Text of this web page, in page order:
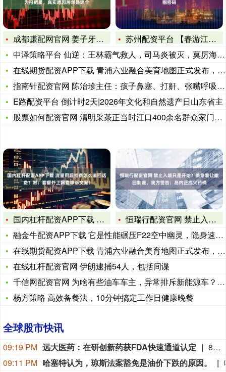
成都赚配网官网 姜子牙掌管封神榜，为何封老婆为扫把星，真实原
苏州配资平台 【春游江淮请您来】唐模景区的出圈密码
中泽策略平台 仙逆：王林霸气救人，司马炎被灭，莫厉海被迫退让
在线期货配资APP下载 青浦六业融合美育地图正式发布，绘就全
指南针配资官网 陈治珍主任：孩子鼻塞、打鼾、张嘴呼吸，到底是
E路配资平台 倒计时2天|2026年文化和自然遗产日山东省主
股票如何配资官网 清明采茶正当时江口400余名群众家门口增收
国内杠杆配资APP下载 流量用超扣费怎么追回话费？附：套餐外
恒瑞行配资官网 禁止入境只是开始？美急着让撤回制裁，我方警告
融金牛配资APP下载 它是性能碾压F22空中幽灵，隐身速度堪
在线期货配资APP下载 青浦六业融合美育地图正式发布，绘就全
在线杠杆配资官网 伊朗逮捕54人，包括间谍
千信网配资官网 为啥有些油车车主，异常排斥新能源车？归根到底
杨方策略 高效备餐法，10分钟搞定工作日健康晚餐
全球股市快讯
09:19 PM 远大医药：在研创新药获FDA快速通道认定
8月9日，远大医药（00512.HK）披露公告，公司FAP靶点创新核药GPN01530-2获得美国FDA授予快速通道资格（FTD）。GPN01530-2目前已获FDA批准开展用于诊断实体瘤的I/II期临床研究，此次获快速通道资格认定，有望加快GPN01530-2未来开发及上市进程。
09:11 PM 哈塞特认为，琼斯法案豁免是油价下跌的原因。